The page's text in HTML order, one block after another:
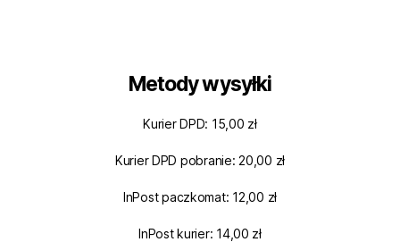
Metody wysyłki
Kurier DPD: 15,00 zł
Kurier DPD pobranie: 20,00 zł
InPost paczkomat: 12,00 zł
InPost kurier: 14,00 zł